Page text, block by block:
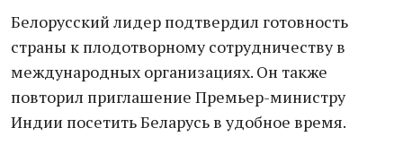
Белорусский лидер подтвердил готовность
страны к плодотворному сотрудничеству в
международных организациях. Он также
повторил приглашение Премьер-министру
Индии посетить Беларусь в удобное время.